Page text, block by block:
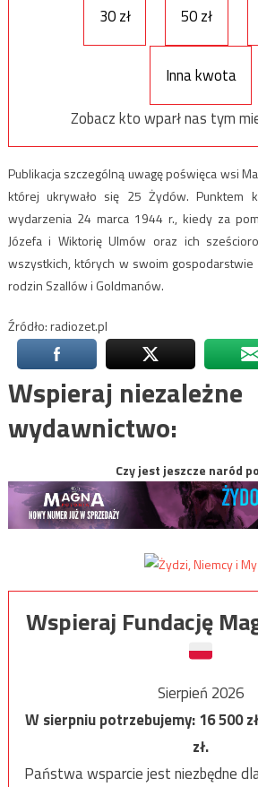
30 zł 50 zł
Inna kwota
Zobacz kto wparł nas tym
Publikacja szczególną uwagę poświęca wsi
której ukrywało się 25 Żydów. Punktem
wydarzenia 24 marca 1944 r., kiedy za
Józefa i Wiktorię Ulmów oraz ich
wszystkich, których w swoim
rodzin Szallów i Goldmanów.
Źródło: radiozet.pl
Wspieraj niezależne
wydawnictwo:
Czy jest jeszcze naród
Wspieraj Fundację
Sierpień 2026
W sierpniu potrzebujemy:16 500
zł.
Państwa wsparcie jest niezbędne